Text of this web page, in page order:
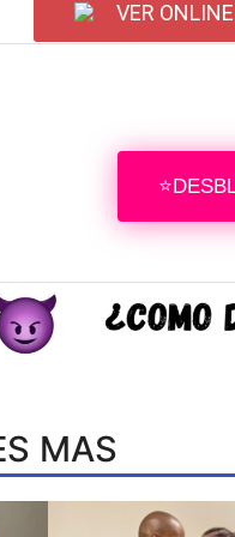
VER ONLINE
MAS